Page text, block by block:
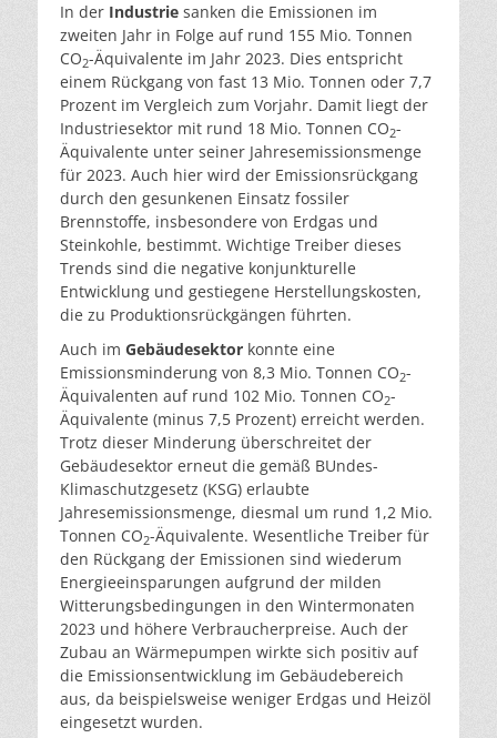
In der Industrie sanken die Emissionen im
zweiten Jahr in Folge auf rund 155 Mio. Tonnen
CO2-Äquivalente im Jahr 2023. Dies entspricht
einem Rückgang von fast 13 Mio. Tonnen oder 7,7
Prozent im Vergleich zum Vorjahr. Damit liegt der
Industriesektor mit rund 18 Mio. Tonnen CO2-
Äquivalente unter seiner Jahresemissionsmenge
für 2023. Auch hier wird der Emissionsrückgang
durch den gesunkenen Einsatz fossiler
Brennstoffe, insbesondere von Erdgas und
Steinkohle, bestimmt. Wichtige Treiber dieses
Trends sind die negative konjunkturelle
Entwicklung und gestiegene Herstellungskosten,
die zu Produktionsrückgängen führten.
Auch im Gebäudesektor konnte eine
Emissionsminderung von 8,3 Mio. Tonnen CO2-
Äquivalenten auf rund 102 Mio. Tonnen CO2-
Äquivalente (minus 7,5 Prozent) erreicht werden.
Trotz dieser Minderung überschreitet der
Gebäudesektor erneut die gemäß BUndes-
Klimaschutzgesetz (KSG) erlaubte
Jahresemissionsmenge, diesmal um rund 1,2 Mio.
Tonnen CO2-Äquivalente. Wesentliche Treiber für
den Rückgang der Emissionen sind wiederum
Energieeinsparungen aufgrund der milden
Witterungsbedingungen in den Wintermonaten
2023 und höhere Verbraucherpreise. Auch der
Zubau an Wärmepumpen wirkte sich positiv auf
die Emissionsentwicklung im Gebäudebereich
aus, da beispielsweise weniger Erdgas und Heizöl
eingesetzt wurden.